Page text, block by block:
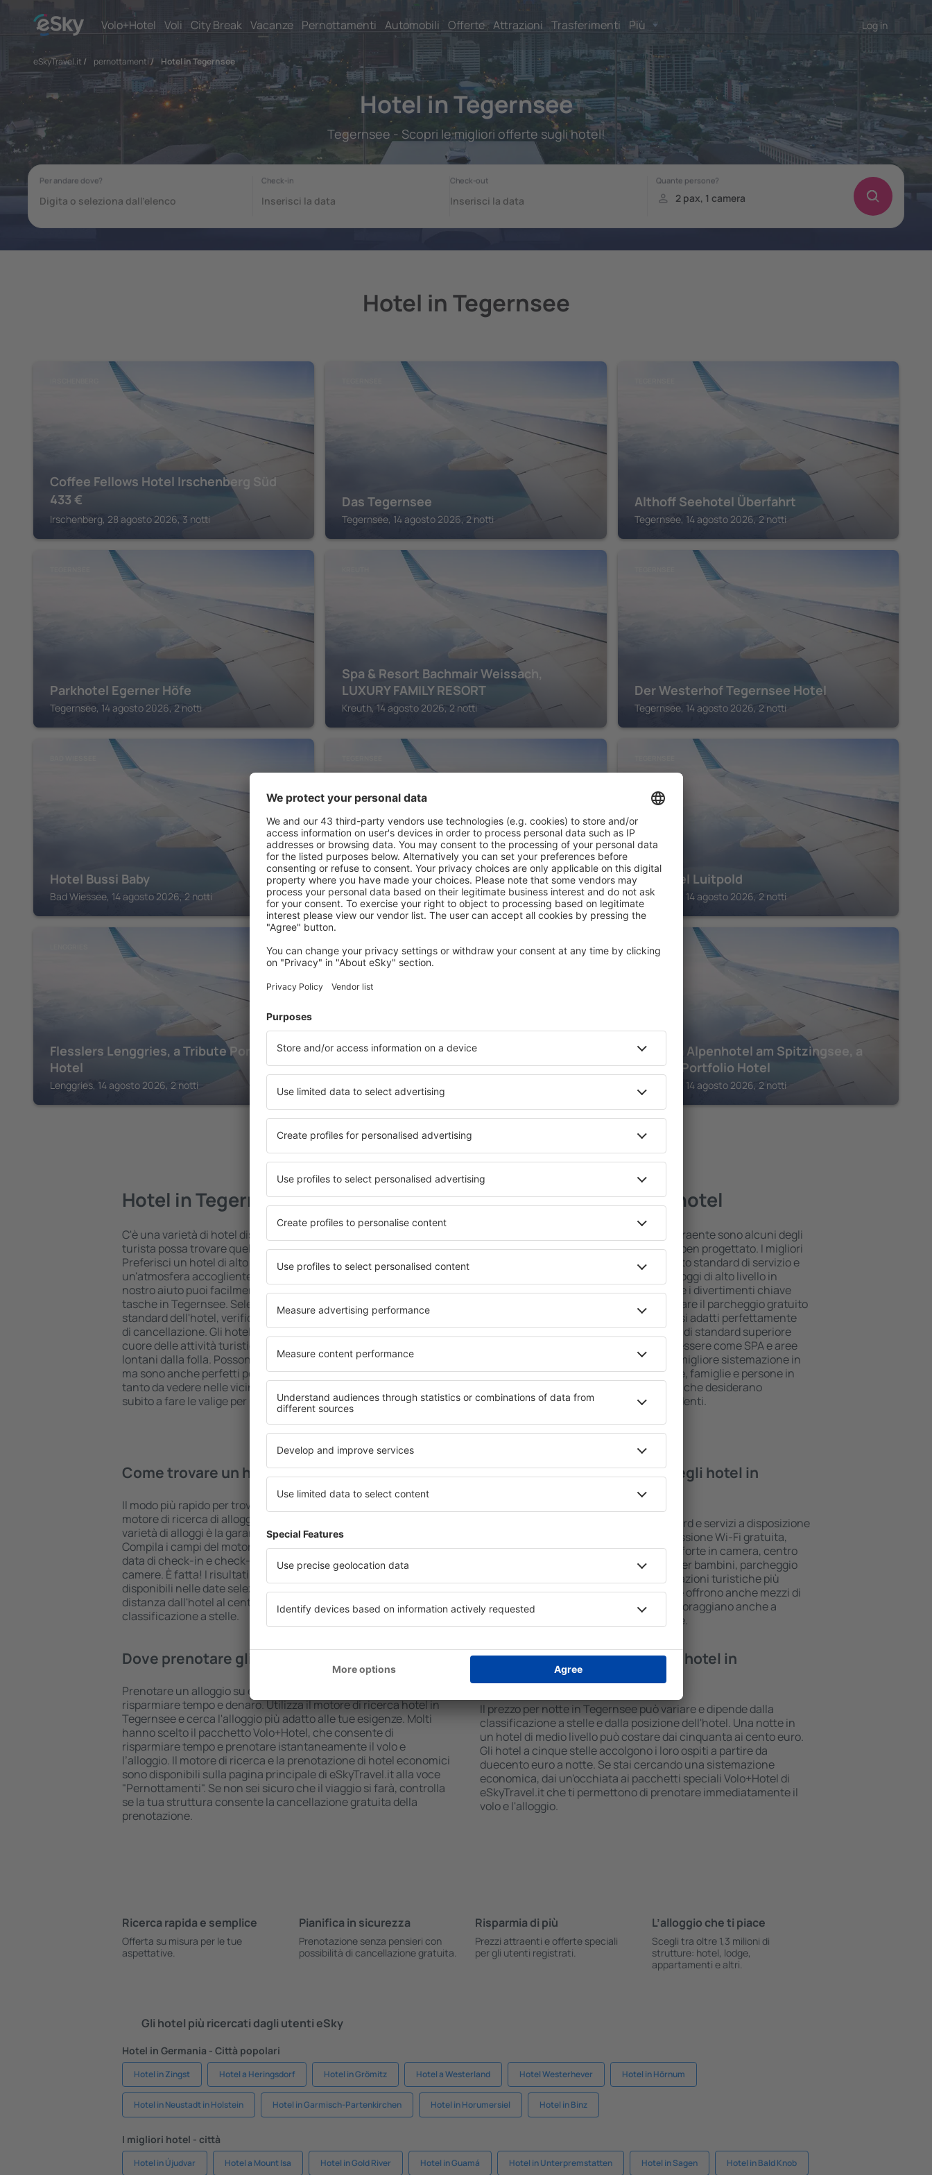
Volo+Hotel Voli City Break Vacanze Pernottamenti Automobili Offerte Attrazioni Trasferimenti Più Log in
eSkyTravel.it / pernottamenti/ Hotel in Tegernsee
Hotel in Tegernsee
Tegernsee - Scopri le migliori offerte sugli hotel!
Hotel in Tegernsee
Coffee Fellows Hotel Irschenberg Süd
433 €
Irschenberg, 28 agosto 2026, 3 notti
Das Tegernsee
Tegernsee, 14 agosto 2026, 2 notti
Althoff Seehotel Überfahrt
Tegernsee, 14 agosto 2026, 2 notti
Parkhotel Egerner Höfe
Tegernsee, 14 agosto 2026, 2 notti
Spa & Resort Bachmair Weissach,
LUXURY FAMILY RESORT
Kreuth, 14 agosto 2026, 2 notti
Der Westerhof Tegernsee Hotel
Tegernsee, 14 agosto 2026, 2 notti
Hotel Bussi Baby
Bad Wiessee, 14 agosto 2026, 2 notti
Caro & Selig, Tegernsee, Autograph
Collection
Tegernsee, 14 agosto 2026, 2 notti
Seehotel Luitpold
Tegernsee, 14 agosto 2026, 2 notti
Flesslers Lenggries, a Tribute Portfolio
Hotel
Lenggries, 14 agosto 2026, 2 notti
BAD WIESSEE
Landhaus Am Stein Tegernsee
Bad Wiessee, 14 agosto 2026, 2 notti
SCHLIERSEE
Arabella Alpenhotel am Spitzingsee, a
Tribute Portfolio Hotel
Schliersee, 14 agosto 2026, 2 notti
Vedi più hotel in Tegernsee
Hotel in Tegernsee
C'è una varietà di hotel disponibili in Tegernsee, in modo che ogni
turista possa trovare quello più adatto alle sue esigenze.
Preferisci un hotel di alto livello all inclusive oppure un hotel con
un'atmosfera accogliente e una sistemazione economica? Con il
nostro aiuto puoi facilmente prenotare un alloggio per tutte le
tasche in Tegernsee. Seleziona la destinazione desiderata e lo
standard dell'hotel, verifica le modalità di pagamento e le opzioni
di cancellazione. Gli hotel in Tegernsee si trovano proprio nel
cuore delle attività turistiche popolari, ma anche un po' più
lontani dalla folla. Possono accoglierti per una vacanza più lunga,
ma sono anche perfetti per una notte di riposo quando c'è così
tanto da vedere nelle vicinanze. Scegli un hotel per te e inizia
subito a fare le valige per una vacanza o un viaggio d'affari!
Tegernsee – i migliori hotel
Una varietà di servizi e una posizione attraente sono alcuni degli
elementi chiave di un hotel all inclusive ben progettato. I migliori
hotel in Tegernsee garantiscono il più alto standard di servizio e
una gamma di servizi per gli ospiti. Gli alloggi di alto livello in
Tegernsee offrono la migliore posizione e i divertimenti chiave
nelle vicinanze. Gli ospiti possono utilizzare il parcheggio gratuito
e scegliere una camera o una suite che si adatti perfettamente
alle loro esigenze. È probabile che l'hotel di standard superiore
offra un menù variegato, delle aree benessere come SPA e aree
fitness, nonché attività per bambini. La migliore sistemazione in
Tegernsee è la scelta perfetta per coppie, famiglie e persone in
viaggio d'affari, così come per le aziende che desiderano
organizzare workshop per i propri dipendenti.
Come trovare un hotel in Tegernsee?
Il modo più rapido per trovare un hotel in Tegernsee è utilizzare il
motore di ricerca di alloggi eSky. Un ampio database con una
varietà di alloggi è la garanzia di trovare quello che stai cercando.
Compila i campi del motore di ricerca: seleziona il luogo, scegli la
data di check-in e check-out, aggiungi il numero degli ospiti e le
camere. È fatta! I risultati della ricerca ti mostreranno gli alloggi
disponibili nelle date selezionate. Puoi facilmente controllare la
distanza dall'hotel al centro città, le modalità di pagamento e la
classificazione a stelle.
Quali servizi posso trovare negli hotel in
Gli hotel in Tegernsee hanno vari standard e servizi a disposizione
per gli ospiti. I più comuni sono la connessione Wi-Fi gratuita,
aree benessere con SPA, mini bar/cassaforte in camera, centro
commerciale, zona pranzo, area giochi per bambini, parcheggio
gratuito e opuscoli informativi sulle attrazioni turistiche più
interessanti della zona. Alcune strutture offrono anche mezzi di
trasporto da e per l'aeroporto. A volte incoraggiano anche a
visitare i luoghi di interesse in Tegernsee.
Dove prenotare gli hotel in Tegernsee?
Prenotare un alloggio su eSkyTravel.it è una soluzione che ti farà
risparmiare tempo e denaro. Utilizza il motore di ricerca hotel in
Tegernsee e cerca l'alloggio più adatto alle tue esigenze. Molti
hanno scelto il pacchetto Volo+Hotel, che consente di
risparmiare tempo e prenotare istantaneamente il volo e
l’alloggio. Il motore di ricerca e la prenotazione di hotel economici
sono disponibili sulla pagina principale di eSkyTravel.it alla voce
"Pernottamenti". Se non sei sicuro che il viaggio si farà, controlla
se la tua struttura consente la cancellazione gratuita della
prenotazione.
Quanto costa una notte in un hotel in
Tegernsee?
Il prezzo per notte in Tegernsee può variare e dipende dalla
classificazione a stelle e dalla posizione dell'hotel. Una notte in
un hotel di medio livello può costare dai cinquanta ai cento euro.
Gli hotel a cinque stelle accolgono i loro ospiti a partire da
duecento euro a notte. Se stai cercando una sistemazione
economica, dai un'occhiata ai pacchetti speciali Volo+Hotel di
eSkyTravel.it che ti permettono di prenotare immediatamente il
volo e l'alloggio.
Ricerca rapida e semplice
Offerta su misura per le tue
aspettative.
Pianifica in sicurezza
Prenotazione senza pensieri con
possibilità di cancellazione gratuita.
Risparmia di più
Prezzi attraenti e offerte speciali
per gli utenti registrati.
L’alloggio che ti piace
Scegli tra oltre 1,3 milioni di
strutture: hotel, lodge,
appartamenti e altri.
Gli hotel più ricercati dagli utenti eSky
Hotel in Germania - Città popolari
Hotel in Zingst Hotel a Heringsdorf Hotel in Grömitz Hotel a Westerland Hotel Westerhever Hotel in Hörnum
Hotel in Neustadt in Holstein Hotel in Garmisch-Partenkirchen Hotel in Horumersiel Hotel in Binz
I migliori hotel - città
Hotel in Újudvar Hotel a Mount Isa Hotel in Gold River Hotel in Guamá Hotel in Unterpremstatten Hotel in Sagen Hotel in Bald Knob